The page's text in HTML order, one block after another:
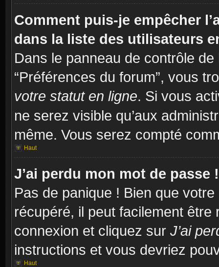
Comment puis-je empêcher
dans la liste des utilisateurs
Dans le panneau de contrôle de
“Préférences du forum”, vous
votre statut en ligne. Si vous
ne serez visible qu’aux
même. Vous serez compté
Haut
J’ai perdu mon mot de passe !
Pas de panique ! Bien que
récupéré, il peut facilement
connexion et cliquez sur J’ai
instructions et vous devriez
Haut